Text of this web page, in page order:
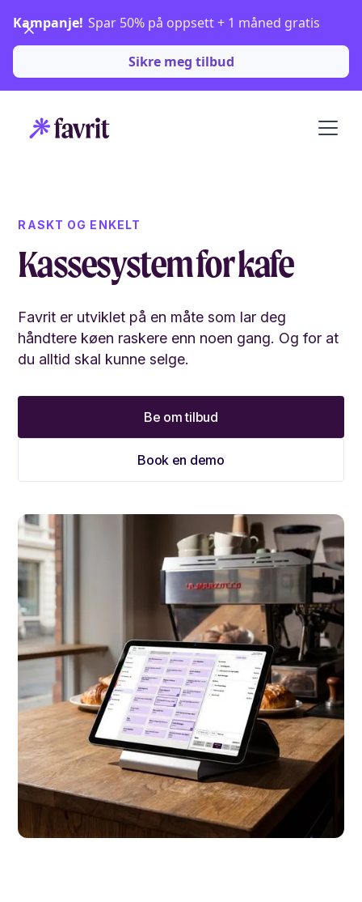
Kampanje! Spar 50% på oppsett + 1 måned gratis
Sikre meg tilbud
RASKT OG ENKELT
Kassesystem for kafe
Favrit er utviklet på en måte som lar deg
håndtere køen raskere enn noen gang. Og for at
du alltid skal kunne selge.
Be om tilbud
Book en demo